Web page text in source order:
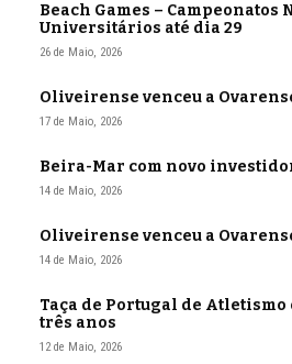
Beach Games – Campeonatos
Universitários até dia 29
26 de Maio, 2026
Oliveirense venceu a
17 de Maio, 2026
Beira-Mar com novo
14 de Maio, 2026
Oliveirense venceu a
14 de Maio, 2026
Taça de Portugal de Atletismo
três anos
12 de Maio, 2026